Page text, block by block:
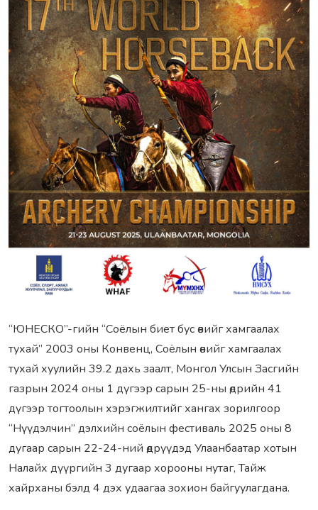
“ЮНЕСКО”-гийн “Соёлын биет бус өвийг хамгаалах
тухай” 2003 оны Конвенц, Соёлын өвийг хамгаалах
тухай хуулийн 39.2 дахь заалт, Монгол Улсын Засгийн
газрын 2024 оны 1 дүгээр сарын 25-ны өдрийн 41
дүгээр тогтоолын хэрэгжилтийг хангах зорилгоор
“Нүүдэлчин” дэлхийн соёлын фестиваль 2025 оны 8
дугаар сарын 22-24-ний өдрүүдэд Улаанбаатар хотын
Налайх дүүргийн 3 дугаар хорооны нутаг, Тайж
хайрханы бэлд 4 дэх удаагаа зохион байгуулагдана.